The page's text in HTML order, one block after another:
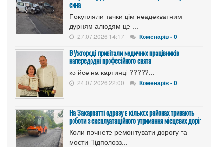
сина
Покупляли тачки цім неадекватним
дурням алюдям це ...
27.07.2026 14:17 Коменарів - 0
В Ужгороді привітали медичних працівників
напередодні професійного свята
ко йсе на картинці ?????...
24.07.2026 22:00 Коменарів - 0
На Закарпатті одразу в кількох районах тривають
роботи з експлуатаційного утримання місцевих доріг
Коли почнете ремонтувати дорогу та
мости Підполозз...